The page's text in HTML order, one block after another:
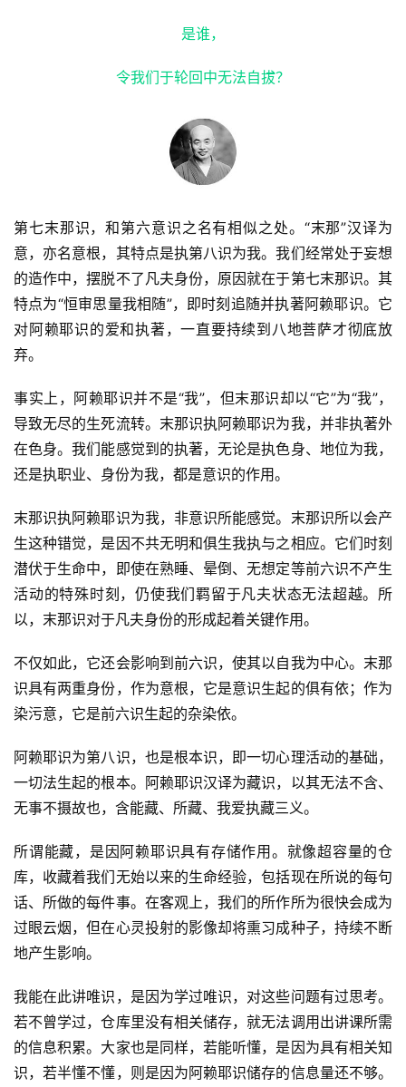
是谁，
令我们于轮回中无法自拔？
第七末那识，和第六意识之名有相似之处。“末那”汉译为
意，亦名意根，其特点是执第八识为我。我们经常处于妄想
的造作中，摆脱不了凡夫身份，原因就在于第七末那识。其
特点为“恒审思量我相随”，即时刻追随并执著阿赖耶识。它
对阿赖耶识的爱和执著，一直要持续到八地菩萨才彻底放
弃。
事实上，阿赖耶识并不是“我”，但末那识却以“它”为“我”，
导致无尽的生死流转。末那识执阿赖耶识为我，并非执著外
在色身。我们能感觉到的执著，无论是执色身、地位为我，
还是执职业、身份为我，都是意识的作用。
末那识执阿赖耶识为我，非意识所能感觉。末那识所以会产
生这种错觉，是因不共无明和俱生我执与之相应。它们时刻
潜伏于生命中，即使在熟睡、晕倒、无想定等前六识不产生
活动的特殊时刻，仍使我们羁留于凡夫状态无法超越。所
以，末那识对于凡夫身份的形成起着关键作用。
不仅如此，它还会影响到前六识，使其以自我为中心。末那
识具有两重身份，作为意根，它是意识生起的俱有依；作为
染污意，它是前六识生起的杂染依。
阿赖耶识为第八识，也是根本识，即一切心理活动的基础，
一切法生起的根本。阿赖耶识汉译为藏识，以其无法不含、
无事不摄故也，含能藏、所藏、我爱执藏三义。
所谓能藏，是因阿赖耶识具有存储作用。就像超容量的仓
库，收藏着我们无始以来的生命经验，包括现在所说的每句
话、所做的每件事。在客观上，我们的所作所为很快会成为
过眼云烟，但在心灵投射的影像却将熏习成种子，持续不断
地产生影响。
我能在此讲唯识，是因为学过唯识，对这些问题有过思考。
若不曾学过，仓库里没有相关储存，就无法调用出讲课所需
的信息积累。大家也是同样，若能听懂，是因为具有相关知
识，若半懂不懂，则是因为阿赖耶识储存的信息量还不够。